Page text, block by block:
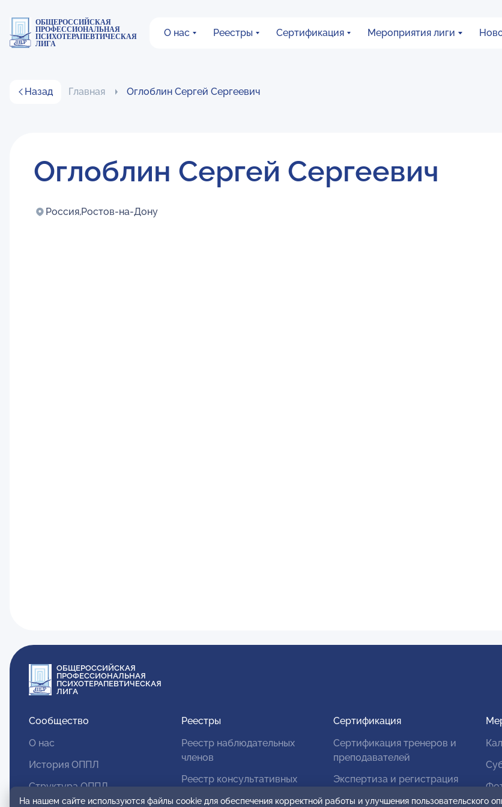
ОБЩЕРОССИЙСКАЯ
ПРОФЕССИОНАЛЬНАЯ
ПСИХОТЕРАПЕВТИЧЕСКАЯ
ЛИГА
О нас Реестры Сертификация Мероприятия лиги
Назад Главная Оглоблин Сергей Сергеевич
Оглоблин Сергей Сергеевич
Россия,Ростов-на-Дону
ОБЩЕРОССИЙСКАЯ
ПРОФЕССИОНАЛЬНАЯ
ПСИХОТЕРАПЕВТИЧЕСКАЯ
ЛИГА
Сообщество
О нас
История ОППЛ
Структура ОППЛ
Реестры
Реестр наблюдательных
членов
Реестр консультативных
Сертификация
Сертификация тренеров и
преподавателей
Экспертиза и регистрация
На нашем сайте используются файлы cookie для обеспечения корректной работы и улучшения пользовательского